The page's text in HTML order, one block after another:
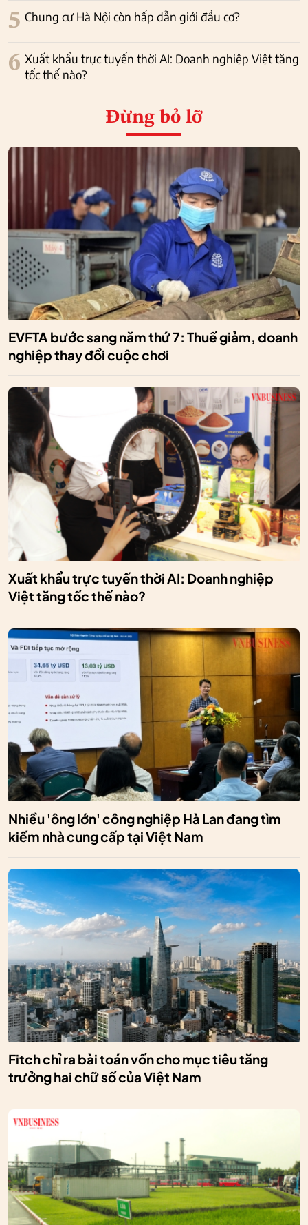
5 Chung cư Hà Nội còn hấp dẫn giới đầu cơ?
6 Xuất khẩu trực tuyến thời AI: Doanh nghiệp Việt tăng
tốc thế nào?
Đừng bỏ lỡ
EVFTA bước sang năm thứ 7: Thuế giảm, doanh
nghiệp thay đổi cuộc chơi
Xuất khẩu trực tuyến thời AI: Doanh nghiệp
Việt tăng tốc thế nào?
Nhiều 'ông lớn' công nghiệp Hà Lan đang tìm
kiếm nhà cung cấp tại Việt Nam
Fitch chỉ ra bài toán vốn cho mục tiêu tăng
trưởng hai chữ số của Việt Nam